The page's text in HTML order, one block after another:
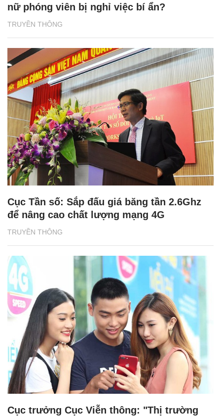
TRUYỀN THÔNG
nữ phóng viên bị nghỉ việc bí ẩn?
TRUYỀN THÔNG
Cục Tần số: Sắp đấu giá băng tần 2.6Ghz
để nâng cao chất lượng mạng 4G
Cục trưởng Cục Viễn thông: "Thị trường